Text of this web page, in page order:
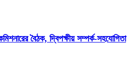
বৈঠক, দ্বিপক্ষীয় সম্পর্ক-সহযোগিতা